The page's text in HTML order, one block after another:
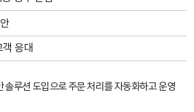
응대
솔루션 도입으로 주문 처리를 자동화하고 운영